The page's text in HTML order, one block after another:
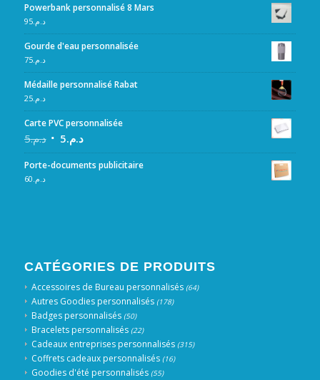
Powerbank personnalisé 8 Mars
د.م.95
Gourde d'eau personnalisée
د.م.75
Médaille personnalisé Rabat
د.م.25
Carte PVC personnalisée
د.م.5 د.م.5
Porte-documents publicitaire
د.م.60
CATÉGORIES DE PRODUITS
Accessoires de Bureau personnalisés (64)
Autres Goodies personnalisés (178)
Badges personnalisés (50)
Bracelets personnalisés (22)
Cadeaux entreprises personnalisés (315)
Coffrets cadeaux personnalisés (16)
Goodies d'été personnalisés (55)